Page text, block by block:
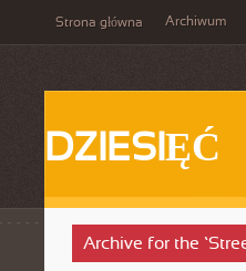
Strona główna Archiwum
DZIESIĘĆ
Archive for the